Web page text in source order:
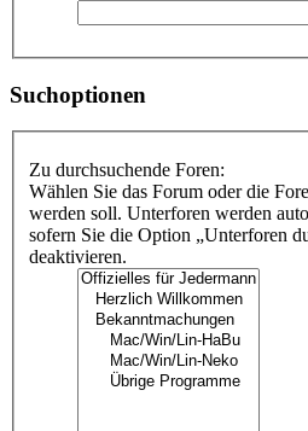
Suchoptionen
Zu durchsuchende Foren:
Wählen Sie das Forum oder die
werden soll. Unterforen werden
sofern Sie die Option „Unterforen
deaktivieren.